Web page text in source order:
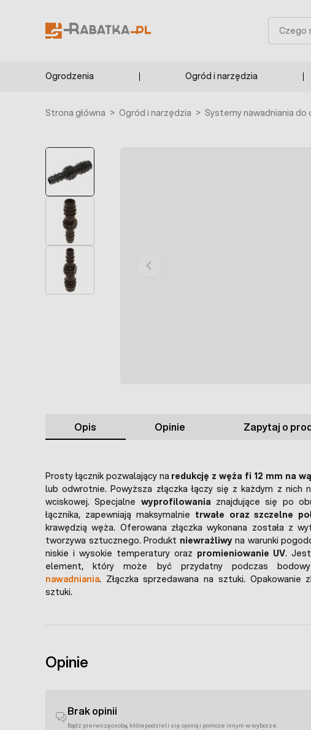
Szukaj
Ogrodzenia Ogród i narzędzia
Strona główna > Ogród i narzędzia > Systemy nawadniania do
Opis Opinie Zapytaj o
Prosty łącznik pozwalający na redukcję z węża fi 12 mm na
lub odwrotnie. Powyższa złączka łączy się z każdym z nich
wciskowej. Specjalne wyprofilowania znajdujące się po
łącznika, zapewniają maksymalnie trwałe oraz szczelne
krawędzią węża. Oferowana złączka wykonana została z
tworzywa sztucznego. Produkt niewrażliwyna warunki
niskie i wysokie temperatury oraz promieniowanie UV.
element, który może być przydatny podczas
nawadniania. Złączka sprzedawana na sztuki. Opakowanie
sztuki.
Opinie
Brak opinii
Bądź pierwszą osobą, która podzieli się opinią i pomoże innym w wyborze.